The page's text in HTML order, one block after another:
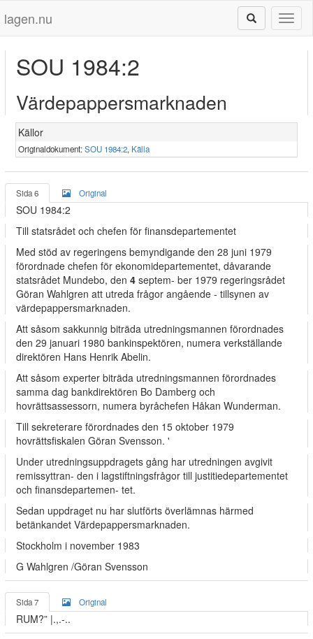
lagen.nu
SOU 1984:2
Värdepappersmarknaden
Källor
Originaldokument:SOU 1984:2, Källa
Sida 6 Original
SOU 1984:2
Till statsrådet och chefen för finansdepartementet
Med stöd av regeringens bemyndigande den 28 juni 1979
förordnade chefen för ekonomidepartementet, dåvarande
statsrådet Mundebo, den 4 septem- ber 1979 regeringsrådet
Göran Wahlgren att utreda frågor angående - tillsynen av
värdepappersmarknaden.
Att såsom sakkunnig biträda utredningsmannen förordnades
den 29 januari 1980 bankinspektören, numera verkställande
direktören Hans Henrik Abelin.
Att såsom experter biträda utredningsmannen förordnades
samma dag bankdirektören Bo Damberg och
hovrättsassessorn, numera byråchefen Håkan Wunderman.
Till sekreterare förordnades den 15 oktober 1979
hovrättsfiskalen Göran Svensson. '
Under utredningsuppdragets gång har utredningen avgivit
remissyttran- den i lagstiftningsfrågor till justitiedepartementet
och finansdepartemen- tet.
Sedan uppdraget nu har slutförts överlämnas härmed
betänkandet Värdepappersmarknaden.
Stockholm i november 1983
G Wahlgren /Göran Svensson
Sida 7 Original
RUM?” |.,.-..